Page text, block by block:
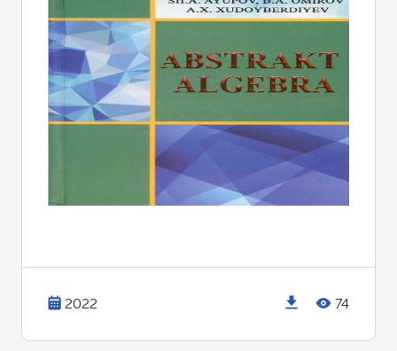
2022 74